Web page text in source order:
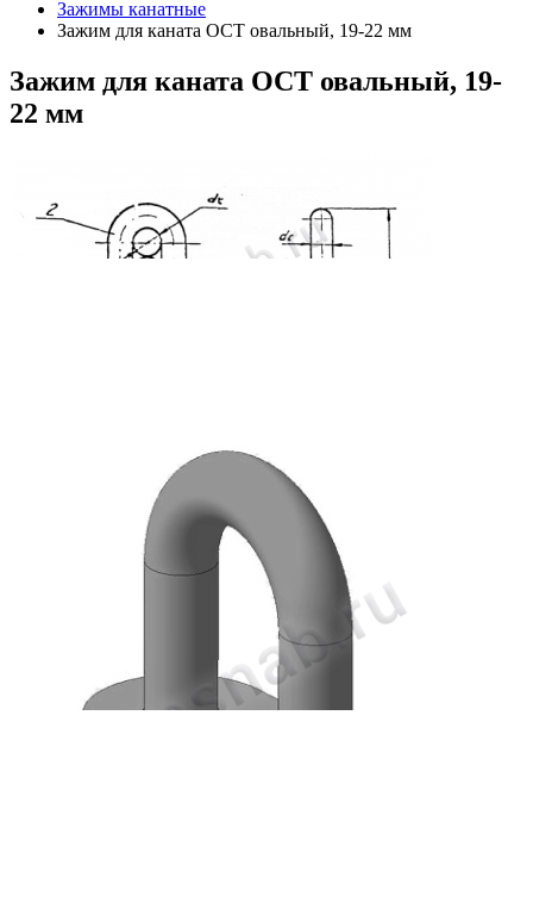
Зажимы канатные
Зажим для каната ОСТ овальный, 19-22 мм
Зажим для каната ОСТ овальный, 19-
22 мм